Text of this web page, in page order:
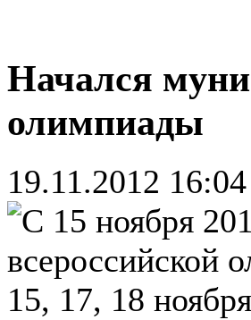
Начался
олимпиады
19.11.2012 16:04
С 15 ноября
всероссийской
15, 17, 18